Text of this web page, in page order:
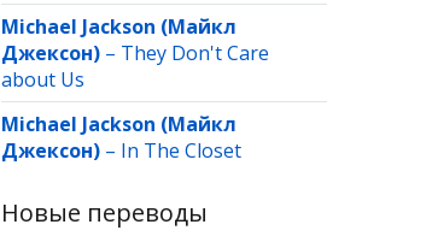
Michael Jackson (Майкл
Джексон) – They Don't Care
about Us
Michael Jackson (Майкл
Джексон) – In The Closet
Новые переводы